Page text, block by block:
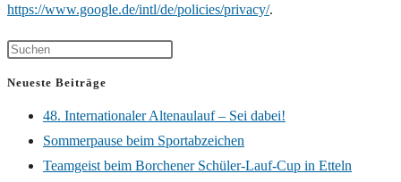
https://www.google.de/intl/de/policies/privacy/.
Neueste Beiträge
48. Internationaler Altenaulauf – Sei dabei!
Sommerpause beim Sportabzeichen
Teamgeist beim Borchener Schüler-Lauf-Cup in Etteln